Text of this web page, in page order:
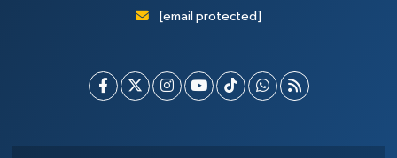
[email protected]